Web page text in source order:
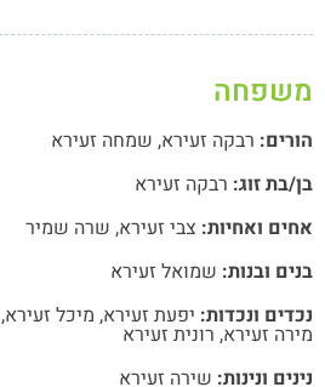
משפחה
הורים: רבקה זעירא, שמחה זעירא
בן/בת זוג: רבקה זעירא
אחים ואחיות: צבי זעירא, שרה שמיר
בנים ובנות: שמואל זעירא
נכדים ונכדות: יפעת זעירא, מיכל זעירא,
מירה זעירא, רונית זעירא
נינים ונינות: שירה זעירא